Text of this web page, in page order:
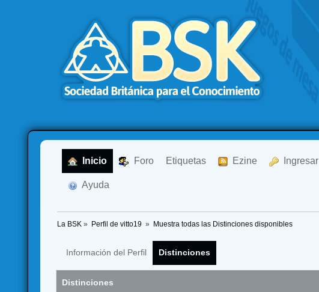
Inicio Foro Etiquetas Ezine Ingresar
Ayuda
La BSK » Perfil de vitto19 » Muestra todas las Distinciones disponibles
Información del Perfil Distinciones
Distinciones